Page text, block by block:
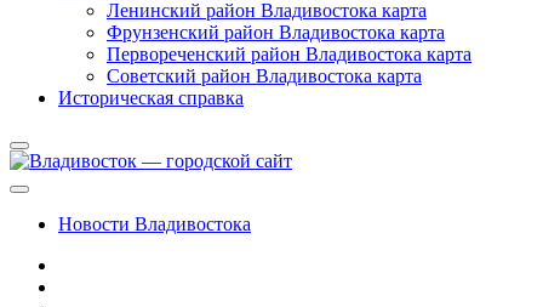
Ленинский район Владивостока карта
Фрунзенский район Владивостока карта
Первореченский район Владивостока карта
Советский район Владивостока карта
Историческая справка
Новости Владивостока